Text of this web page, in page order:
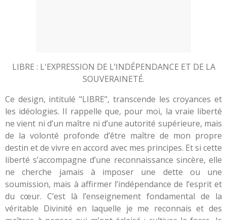
LIBRE : L'EXPRESSION DE L’INDÉPENDANCE ET DE LA
SOUVERAINETÉ.
Ce design, intitulé "LIBRE", transcende les croyances et
les idéologies. Il rappelle que, pour moi, la vraie liberté
ne vient ni d’un maître ni d’une autorité supérieure, mais
de la volonté profonde d’être maître de mon propre
destin et de vivre en accord avec mes principes. Et si cette
liberté s’accompagne d’une reconnaissance sincère, elle
ne cherche jamais à imposer une dette ou une
soumission, mais à affirmer l’indépendance de l’esprit et
du cœur. C’est là l’enseignement fondamental de la
véritable Divinité en laquelle je me reconnais et des